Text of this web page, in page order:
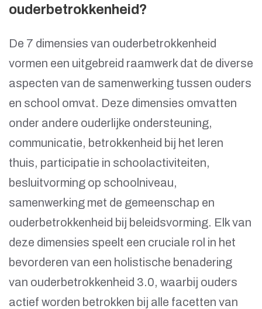
ouderbetrokkenheid?
De 7 dimensies van ouderbetrokkenheid
vormen een uitgebreid raamwerk dat de diverse
aspecten van de samenwerking tussen ouders
en school omvat. Deze dimensies omvatten
onder andere ouderlijke ondersteuning,
communicatie, betrokkenheid bij het leren
thuis, participatie in schoolactiviteiten,
besluitvorming op schoolniveau,
samenwerking met de gemeenschap en
ouderbetrokkenheid bij beleidsvorming. Elk van
deze dimensies speelt een cruciale rol in het
bevorderen van een holistische benadering
van ouderbetrokkenheid 3.0, waarbij ouders
actief worden betrokken bij alle facetten van